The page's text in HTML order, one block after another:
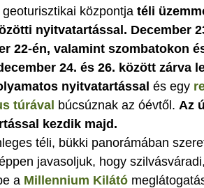
központja téli
nyitvatartással. December
22-én, valamint szombatokon
24. és 26. között zárva
nyitvatartással és egy
túrával búcsúznak az óévtől. Az
kezdik majd.
téli, bükki panorámában
javasoljuk, hogy
a Millennium Kilátó